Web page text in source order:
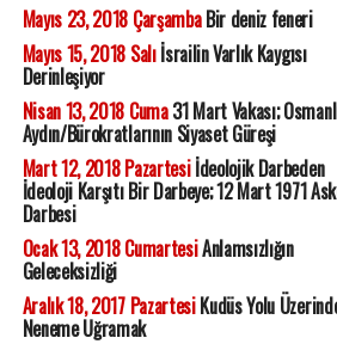
Mayıs 23, 2018 ÇarşambaBir deniz feneri
Mayıs 15, 2018 Salıİsrailin Varlık Kaygısı
Derinleşiyor
Nisan 13, 2018 Cuma31 Mart Vakası;
Aydın/Bürokratlarının Siyaset Güreşi
Mart 12, 2018 Pazartesiİdeolojik Darbeden
İdeoloji Karşıtı Bir Darbeye; 12 Mart 1971
Darbesi
Ocak 13, 2018 CumartesiAnlamsızlığın
Geleceksizliği
Aralık 18, 2017 PazartesiKudüs Yolu
Neneme Uğramak